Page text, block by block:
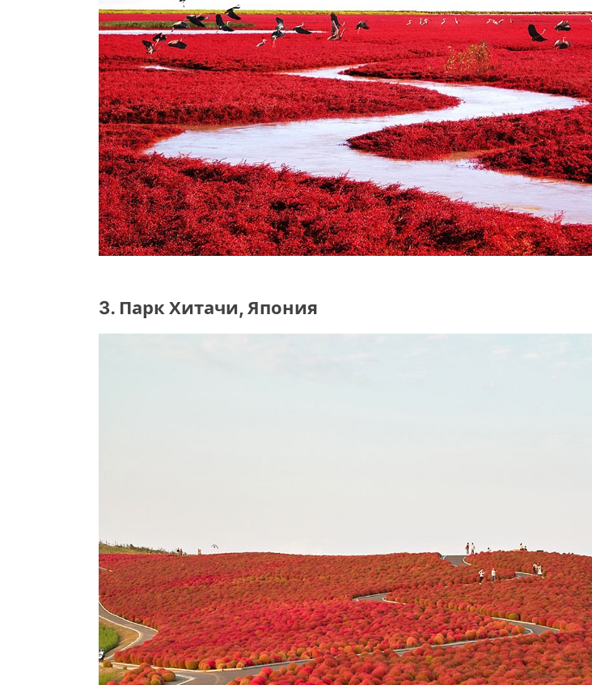
3. Парк Хитачи, Япония